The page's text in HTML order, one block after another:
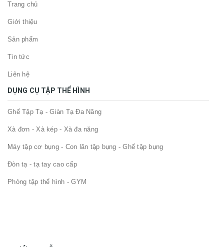
Trang chủ
Giới thiệu
Sản phẩm
Tin tức
Liên hệ
DỤNG CỤ TẬP THỂ HÌNH
Ghế Tập Tạ - Giàn Tạ Đa Năng
Xà đơn - Xà kép - Xà đa năng
Máy tập cơ bụng - Con lăn tập bụng - Ghế tập bụng
Đòn tạ - tạ tay cao cấp
Phòng tập thể hình - GYM